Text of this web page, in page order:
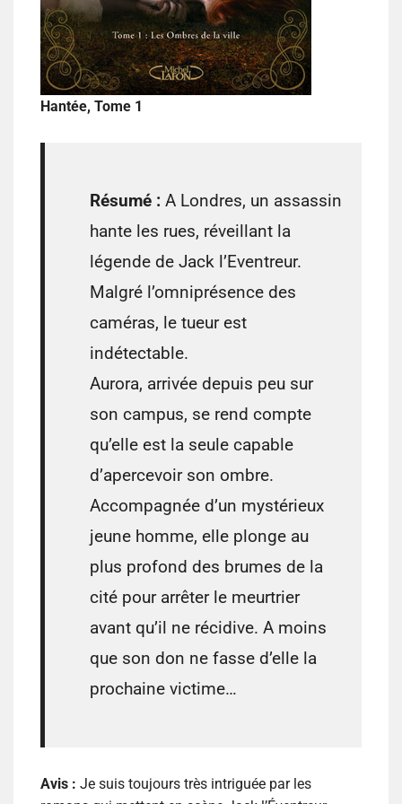
Hantée, Tome 1
Résumé : A Londres, un assassin
hante les rues, réveillant la
légende de Jack l’Eventreur.
Malgré l’omniprésence des
caméras, le tueur est
indétectable.
Aurora, arrivée depuis peu sur
son campus, se rend compte
qu’elle est la seule capable
d’apercevoir son ombre.
Accompagnée d’un mystérieux
jeune homme, elle plonge au
plus profond des brumes de la
cité pour arrêter le meurtrier
avant qu’il ne récidive. A moins
que son don ne fasse d’elle la
prochaine victime…
Avis : Je suis toujours très intriguée par les